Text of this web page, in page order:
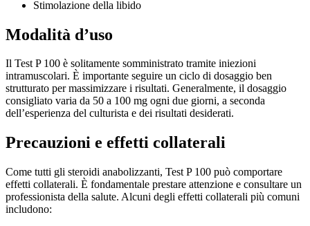
Stimolazione della libido
Modalità d’uso
Il Test P 100 è solitamente somministrato tramite iniezioni
intramuscolari. È importante seguire un ciclo di dosaggio ben
strutturato per massimizzare i risultati. Generalmente, il dosaggio
consigliato varia da 50 a 100 mg ogni due giorni, a seconda
dell’esperienza del culturista e dei risultati desiderati.
Precauzioni e effetti collaterali
Come tutti gli steroidi anabolizzanti, Test P 100 può comportare
effetti collaterali. È fondamentale prestare attenzione e consultare un
professionista della salute. Alcuni degli effetti collaterali più comuni
includono: